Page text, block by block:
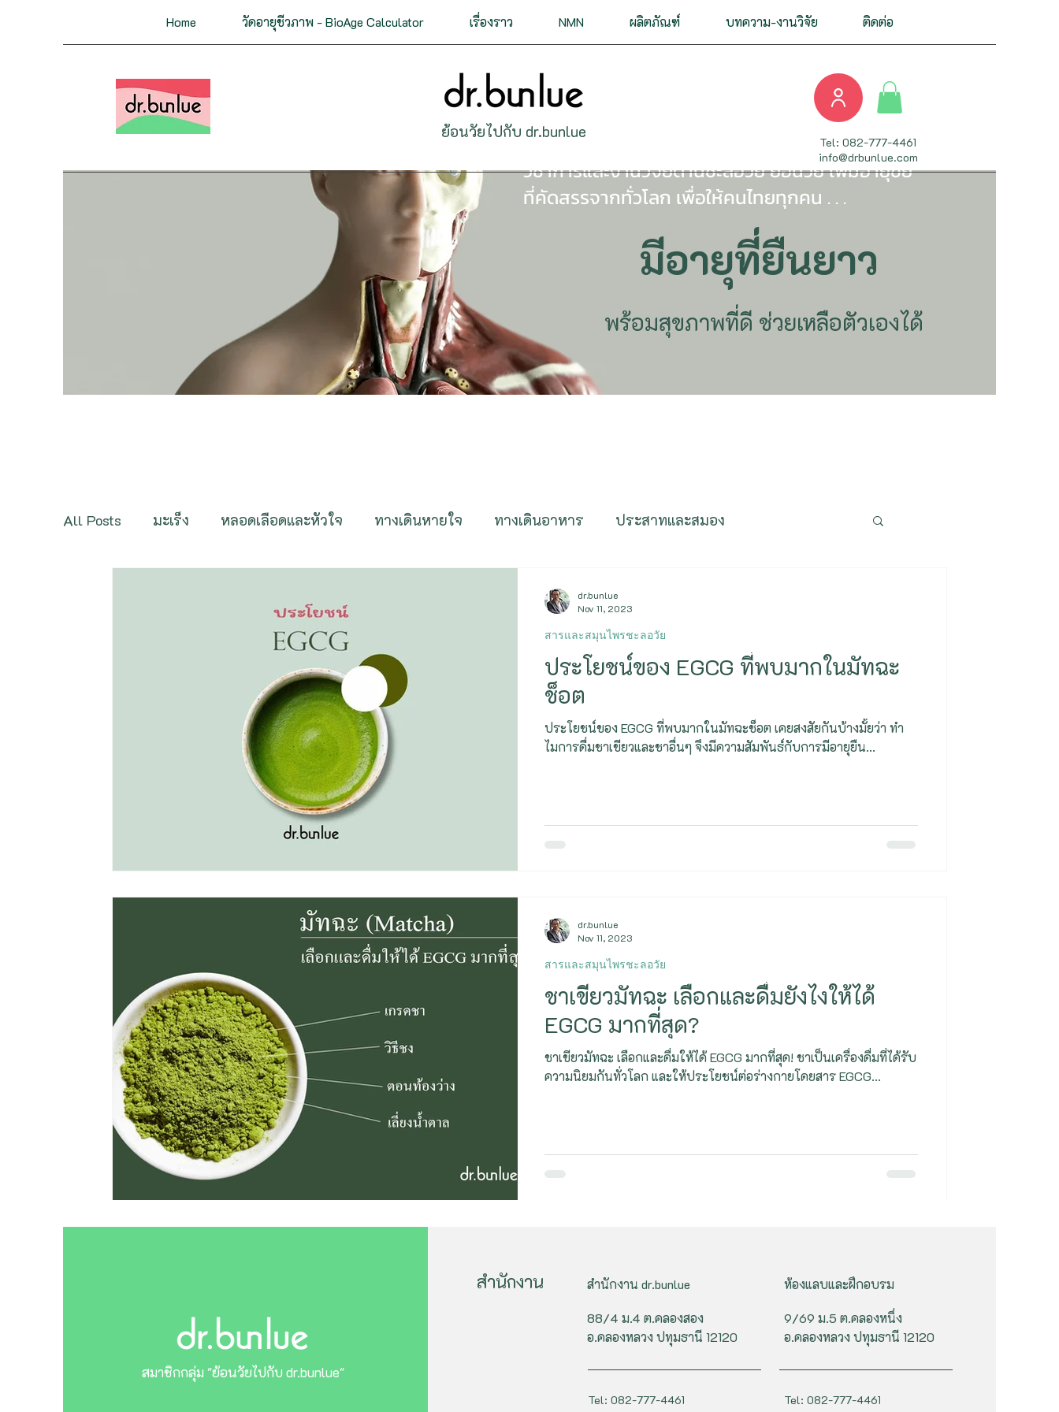
Home วัดอายุชีวภาพ - BioAge Calculator เรื่องราว NMN ผลิตภัณฑ์ บทความ-งานวิจัย ติดต่อ
ย้อนวัยไปกับ dr.bunlue
Tel: 082-777-4461
info@drbunlue.com
รวมเคล็ดลับ วิธีปฏิบัติ บทความที่อ้างอิงงาน
วิชาการและงานวิจัยด้านชะลอวัย ย้อนวัย เพิ่มอายุขัย
ที่คัดสรรจากทั่วโลก เพื่อให้คนไทยทุกคน . . .
มีอายุที่ยืนยาว
พร้อมสุขภาพที่ดี ช่วยเหลือตัวเองได้
All Posts มะเร็ง หลอดเลือดและหัวใจ ทางเดินหายใจ ทางเดินอาหาร ประสาทและสมอง
สารและสมุนไพรชะลอวัย ผิวหนังและเส้นผม
การนอนหลับ ผู้สูงอายุ การเผาผลาญ - Metabolism Biohacker
ประโยชน์ของ EGCG ที่พบมากในมัทฉะ
ช็อต
ประโยชน์ของ EGCG ที่พบมากในมัทฉะช็อต เคยสงสัยกันบ้างมั้ยว่า ทํา
ไมการดื่มชาเขียวและชาอื่นๆ จึงมีความสัมพันธ์กับการมีอายุยืน...
สารและสมุนไพรชะลอวัย
dr.bunlue
Nov 11, 2023
ชาเขียวมัทฉะ เลือกและดื่มยังไงให้ได้
EGCG มากที่สุด?
ชาเขียวมัทฉะ เลือกและดื่มให้ได้ EGCG มากที่สุด! ชาเป็นเครื่องดื่มที่ได้รับ
ความนิยมกันทั่วโลก และให้ประโยชน์ต่อร่างกายโดยสาร EGCG...
สารและสมุนไพรชะลอวัย
dr.bunlue
Nov 11, 2023
สมาชิกกลุ่ม "ย้อนวัยไปกับ dr.bunlue"
สำนักงาน สำนักงาน dr.bunlue
88/4 ม.4 ต.คลองสอง
อ.คลองหลวง ปทุมธานี 12120
Tel: 082-777-4461
ห้องแลบและฝึกอบรม
9/69 ม.5 ต.คลองหนึ่ง
อ.คลองหลวง ปทุมธานี 12120
Tel: 082-777-4461